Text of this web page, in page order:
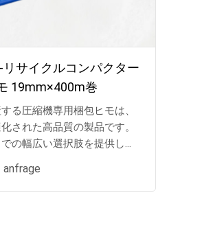
サイクルコンパクター
19mm×400m巻
る圧縮機専用梱包ヒモは、
された高品質の製品です。
の幅広い選択肢を提供し、
分な長さと強度を提供しま
す。
anfrage